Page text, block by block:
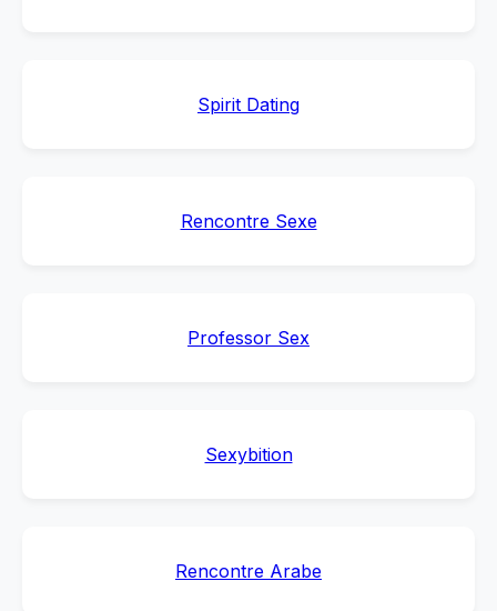
Spirit Dating
Rencontre Sexe
Professor Sex
Sexybition
Rencontre Arabe